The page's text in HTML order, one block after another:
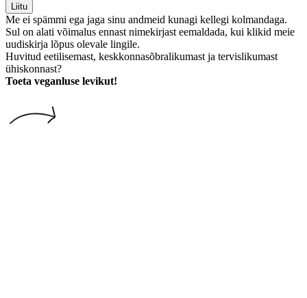
Liitu
Me ei spämmi ega jaga sinu andmeid kunagi kellegi kolmandaga.
Sul on alati võimalus ennast nimekirjast eemaldada, kui klikid meie
uudiskirja lõpus olevale lingile.
Huvitud eetilisemast, keskkonnasõbralikumast ja tervislikumast
ühiskonnast?
Toeta veganluse levikut!